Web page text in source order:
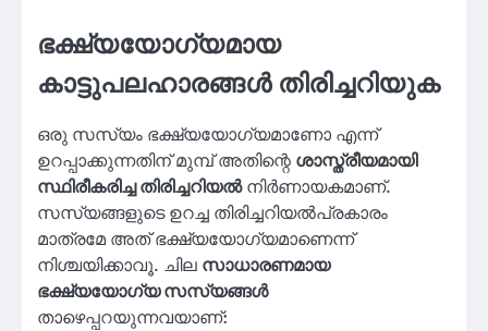
ഭക്ഷ്യയോഗ്യമായ
കാട്ടുപലഹാരങ്ങൾ തിരിച്ചറിയുക
ഒരു സസ്യം ഭക്ഷ്യയോഗ്യമാണോ എന്ന്
ഉറപ്പാക്കുന്നതിന് മുമ്പ് അതിന്റെ ശാസ്ത്രീയമായി
സ്ഥിരീകരിച്ച തിരിച്ചറിയൽനിർണായകമാണ്.
സസ്യങ്ങളുടെ ഉറച്ച തിരിച്ചറിയൽപ്രകാരം
മാത്രമേ അത് ഭക്ഷ്യയോഗ്യമാണെന്ന്
നിശ്ചയിക്കാവൂ. ചില സാധാരണമായ
ഭക്ഷ്യയോഗ്യ സസ്യങ്ങൾ
താഴെപ്പറയുന്നവയാണ്: